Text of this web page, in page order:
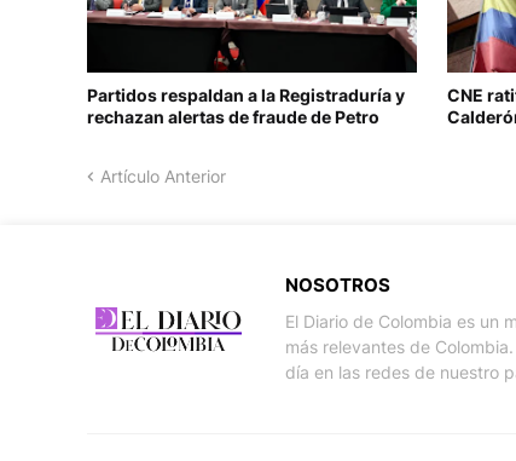
Partidos respaldan a la Registraduría y
rechazan alertas de fraude de Petro
CNE
Artículo Anterior
NOSOTROS
El Diario de Colombia es un
más relevantes de
día en las redes de nuestro